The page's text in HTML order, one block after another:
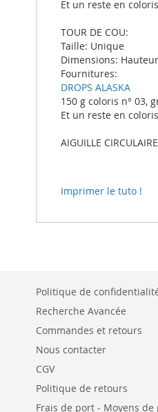
Et un reste en
TOUR DE COU:
Taille: Unique
Dimensions:
Fournitures:
DROPS ALASKA
150 g coloris n° 03,
Et un reste en
AIGUILLE
Imprimer le tuto !
Politique de
Recherche Avancée
Commandes et retours
Nous contacter
CGV
Politique de retours
Frais de port - Moyens